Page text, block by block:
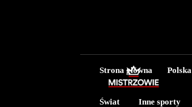
Strona główna Polska
Świat Inne sporty